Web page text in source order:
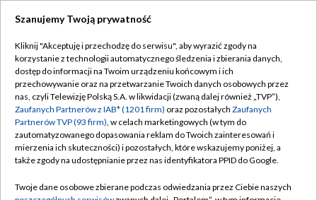
TVP
Abonament TVP
Emisja w TVP
Centrum informacji TVP
Naziemna Telewizja Cyfrowa
Regulamin TVP
Polityka prywatności
Moje zgody
Pomoc
Szanujemy Twoją prywatność
Kliknij "Akceptuję i przechodzę do serwisu", aby wyrazić zgody na
korzystanie z technologii automatycznego śledzenia i zbierania danych,
dostęp do informacji na Twoim urządzeniu końcowym i ich
przechowywanie oraz na przetwarzanie Twoich danych osobowych przez
nas, czyli Telewizję Polską S.A. w likwidacji (zwaną dalej również „TVP”),
Zaufanych Partnerów z IAB* (1201 firm) oraz pozostałych Zaufanych
Partnerów TVP (93 firm), w celach marketingowych (w tym do
zautomatyzowanego dopasowania reklam do Twoich zainteresowań i
mierzenia ich skuteczności) i pozostałych, które wskazujemy poniżej, a
także zgody na udostępnianie przez nas identyfikatora PPID do Google.
Twoje dane osobowe zbierane podczas odwiedzania przez Ciebie naszych